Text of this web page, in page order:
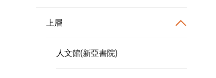
上層
人文館(新亞書院)